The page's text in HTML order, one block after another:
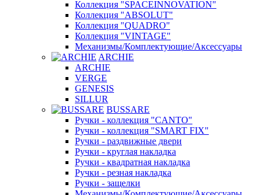
Коллекция "SPACEINNOVATION"
Коллекция "ABSOLUT"
Коллекция "QUADRO"
Коллекция "VINTAGE"
Механизмы/Комплектующие/Аксессуары
ARCHIE
ARCHIE
VERGE
GENESIS
SILLUR
BUSSARE
Ручки - коллекция "CANTO"
Ручки - коллекция "SMART FIX"
Ручки - раздвижные двери
Ручки - круглая накладка
Ручки - квадратная накладка
Ручки - резная накладка
Ручки - защелки